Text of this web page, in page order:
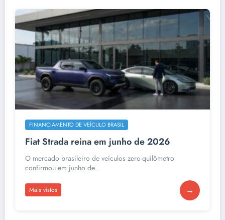
FINANCIAMENTO DE VEÍCULO BRASIL
Fiat Strada reina em junho de 2026
O mercado brasileiro de veículos zero-quilômetro
confirmou em junho de...
Mais vistos →